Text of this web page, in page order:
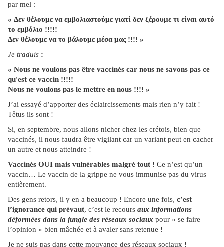
par mel :
« Δεν θέλουμε να εμβολιαστούμε γιατί δεν ξέρουμε τι είναι αυτό
το εμβόλιο !!!!!
Δεν θέλουμε να το βάλουμε μέσα μας !!!! »
Je traduis :
« Nous ne voulons pas être vaccinés car nous ne savons pas ce
qu'est ce vaccin !!!!!
Nous ne voulons pas le mettre en nous !!!! »
J’ai essayé d’apporter des éclaircissements mais rien n’y fait !
Têtus ils sont !
Si, en septembre, nous allons nicher chez les crétois, bien que
vaccinés, il nous faudra être vigilant car un variant peut en cacher
un autre et nous atteindre !
Vaccinés OUI mais vulnérables malgré tout ! Ce n’est qu’un
vaccin… Le vaccin de la grippe ne vous immunise pas du virus
entièrement.
Des gens retors, il y en a beaucoup ! Encore une fois, c’est
l’ignorance qui prévaut, c’est le recours aux informations
déformées dans la jungle des réseaux sociaux pour « se faire
l’opinion » bien mâchée et à avaler sans retenue !
Je ne suis pas dans cette mouvance des réseaux sociaux !